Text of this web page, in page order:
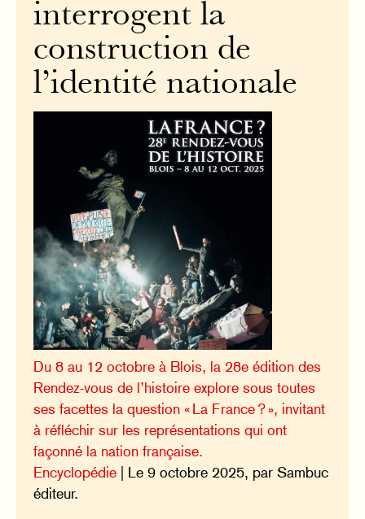
interrogent la
construction de
l’identité nationale
Du 8 au 12 octobre à Blois, la 28e édition des
Rendez-vous de l’histoire explore sous toutes
ses facettes la question « La France ? », invitant
à réfléchir sur les représentations qui ont
façonné la nation française.
Encyclopédie | Le 9 octobre 2025, par Sambuc
éditeur.